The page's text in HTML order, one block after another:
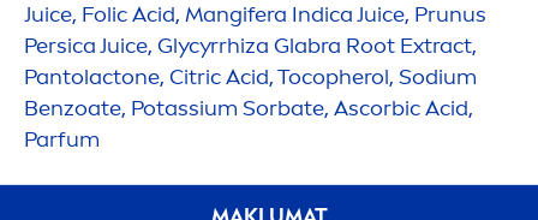
Juice, Folic Acid, Mangifera Indica Juice, Prunus
Persica Juice, Glycyrrhiza Glabra Root Extract,
Pantolactone, Citric Acid, Tocopherol, Sodium
Benzoate, Potassium Sorbate, Ascorbic Acid,
Parfum